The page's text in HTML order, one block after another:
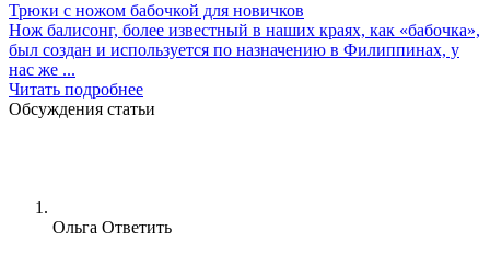
Трюки с ножом бабочкой для новичков
Нож балисонг, более известный в наших краях, как «бабочка»,
был создан и используется по назначению в Филиппинах, у
нас же ...
Читать подробнее
Обсуждения статьи
Ольга Ответить